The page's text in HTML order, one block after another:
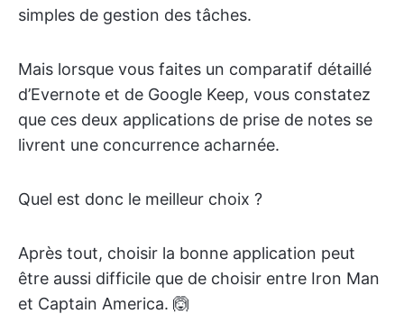
simples de gestion des tâches.
Mais lorsque vous faites un comparatif détaillé
d’Evernote et de Google Keep, vous constatez
que ces deux applications de prise de notes se
livrent une concurrence acharnée.
Quel est donc le meilleur choix ?
Après tout, choisir la bonne application peut
être aussi difficile que de choisir entre Iron Man
et Captain America. 🙆